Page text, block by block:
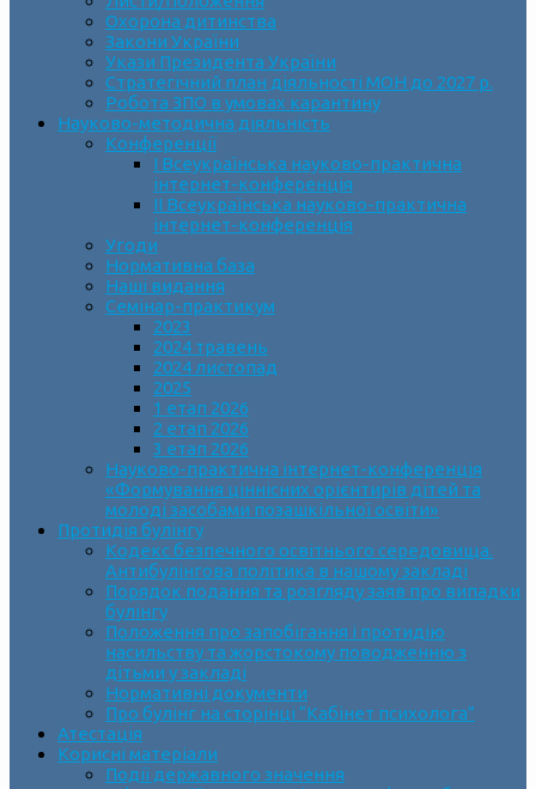
Охорона дитинства
Закони України
Укази Президента України
Стратегічний план діяльності МОН до 2027 р.
Робота ЗПО в умовах карантину
Науково-методична діяльність
Конференції
І Всеукраїнська науково-практична
інтернет-конференція
ІІ Всеукраїнська науково-практична
інтернет-конференція
Угоди
Нормативна база
Наші видання
Семінар-практикум
2023
2024 травень
2024 листопад
2025
1 етап 2026
2 етап 2026
3 етап 2026
Науково-практична інтернет-конференція
«Формування ціннісних орієнтирів дітей та
молоді засобами позашкільної освіти»
Протидія булінгу
Кодекс безпечного освітнього середовища.
Антибулінгова політика в нашому закладі
Порядок подання та розгляду заяв про випадки
булінгу
Положення про запобігання і протидію
насильству та жорстокому поводженню з
дітьми у закладі
Нормативні документи
Про булінг на сторінці “Кабінет психолога”
Атестація
Корисні матеріали
Події державного значення